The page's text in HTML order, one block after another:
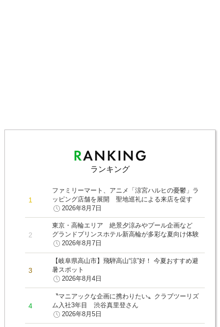
ランキング
ファミリーマート、アニメ「涼宮ハルヒの憂鬱」ラ
ッピング店舗を展開 聖地巡礼による来店を促す
2026年8月7日
東京・高輪エリア 絶景夕涼みやプール企画など
グランドプリンスホテル新高輪が多彩な夏向け体験
2026年8月7日
【岐阜県高山市】飛騨高山“涼”好！ 今夏おすすめ避
暑スポット
2026年8月4日
〝マニアックな企画に携わりたい〟クラブツーリズ
ム入社3年目 渋谷真里登さん
2026年8月5日